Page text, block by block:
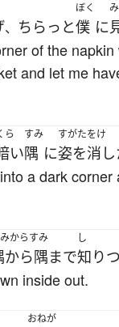
、 ちらっと
ぼく
僕 に
み
of the napkin
and let me
ら
い
すみ
隅 に
すがたをけ
姿を消し
a dark corner
からすみ
から隅まで
し
知り
inside out.
おねが